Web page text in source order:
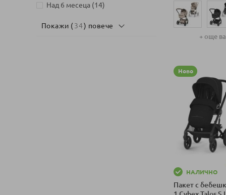
+ още
Ново
НАЛИЧНО
Пакет с
Над 6 месеца 14
артикули
Покажи (34) повече